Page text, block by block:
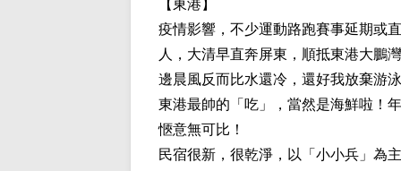
【東港】
疫情影響，不少運動路跑賽事延期或
人，大清早直奔屏東，順抵東港大鵬
邊晨風反而比水還冷，還好我放棄游
東港最帥的「吃」，當然是海鮮啦！
愜意無可比！
民宿很新，很乾淨，以「小小兵」為